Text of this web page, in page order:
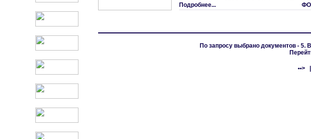
Подробнее...
По запросу выбрано документов - 5.
••>